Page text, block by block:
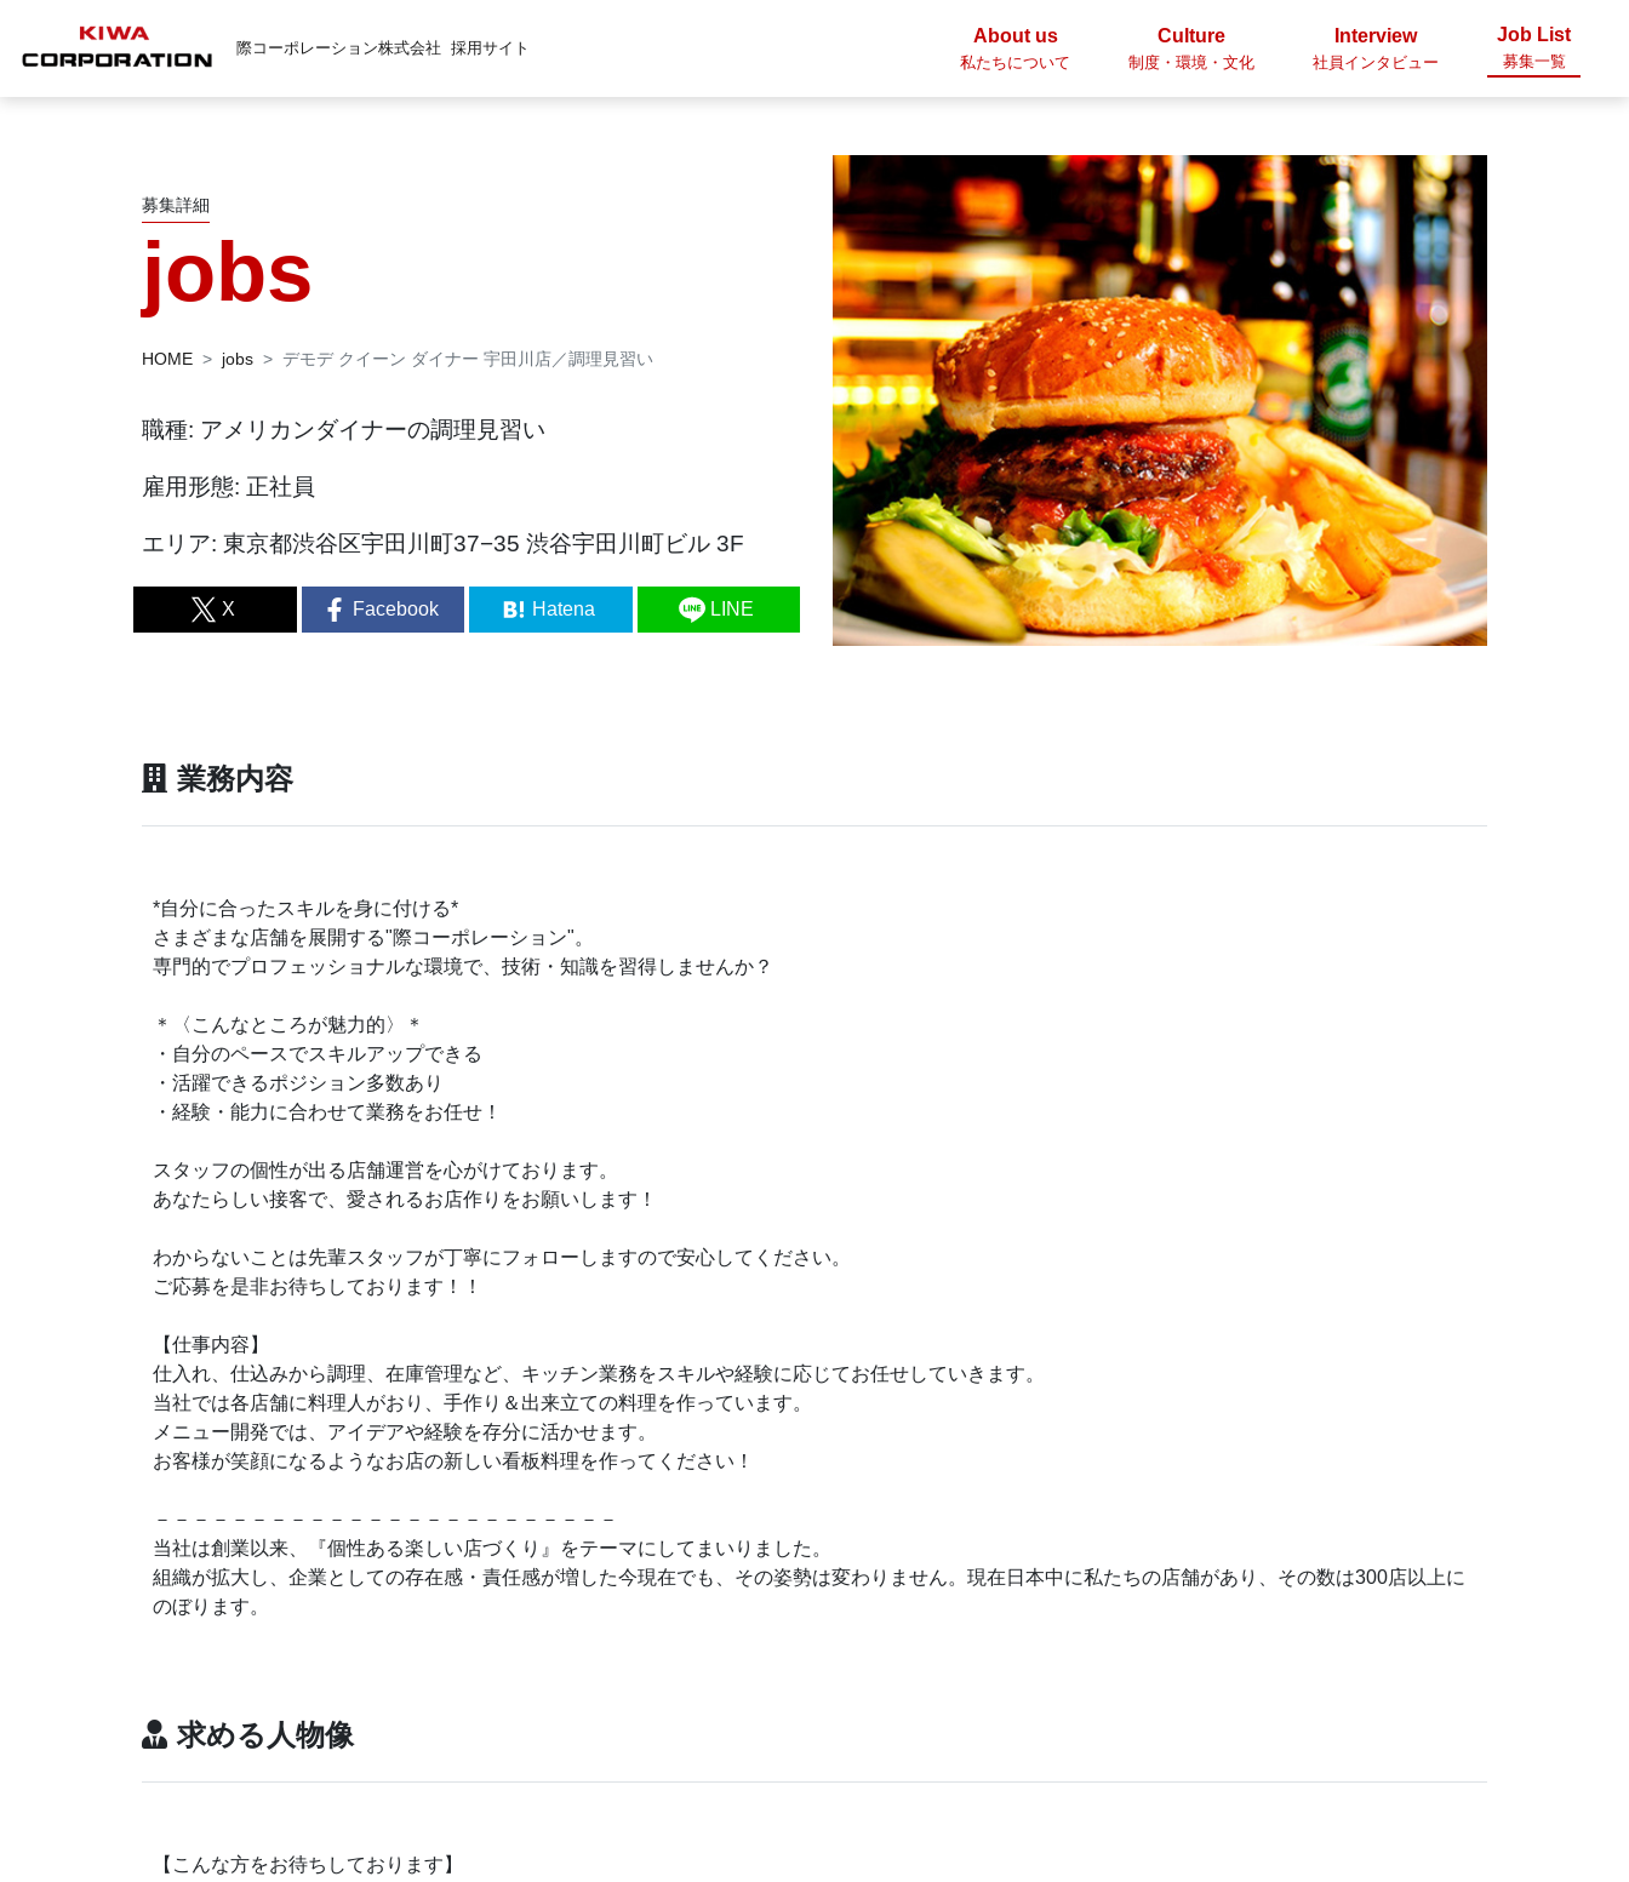
際コーポレーション株式会社 採用サイト
About us
私たちについて
Culture
制度・環境・文化
Interview
社員インタビュー
Job List
募集一覧
募集詳細
jobs
HOME jobs デモデ クイーン ダイナー 宇田川店／調理見習い
職種: アメリカンダイナーの調理見習い
雇用形態: 正社員
エリア: 東京都渋谷区宇田川町37−35 渋谷宇田川町ビル 3F
X Facebook Hatena LINE
業務内容
*自分に合ったスキルを身に付ける*
さまざまな店舗を展開する"際コーポレーション"。
専門的でプロフェッショナルな環境で、技術・知識を習得しませんか？
＊〈こんなところが魅力的〉＊
・自分のペースでスキルアップできる
・活躍できるポジション多数あり
・経験・能力に合わせて業務をお任せ！
スタッフの個性が出る店舗運営を心がけております。
あなたらしい接客で、愛されるお店作りをお願いします！
わからないことは先輩スタッフが丁寧にフォローしますので安心してください。
ご応募を是非お待ちしております！！
【仕事内容】
仕入れ、仕込みから調理、在庫管理など、キッチン業務をスキルや経験に応じてお任せしていきます。
当社では各店舗に料理人がおり、手作り＆出来立ての料理を作っています。
メニュー開発では、アイデアや経験を存分に活かせます。
お客様が笑顔になるようなお店の新しい看板料理を作ってください！
－－－－－－－－－－－－－－－－－－－－－－－－
当社は創業以来、『個性ある楽しい店づくり』をテーマにしてまいりました。
組織が拡大し、企業としての存在感・責任感が増した今現在でも、その姿勢は変わりません。現在日本中に私たちの店舗があり、その数は300店以上に
のぼります。
求める人物像
【こんな方をお待ちしております】